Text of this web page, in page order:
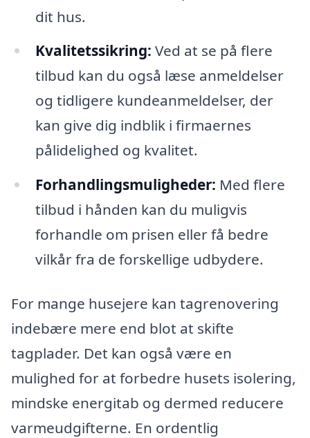
dit hus.
Kvalitetssikring: Ved at se på flere
tilbud kan du også læse anmeldelser
og tidligere kundeanmeldelser, der
kan give dig indblik i firmaernes
pålidelighed og kvalitet.
Forhandlingsmuligheder: Med flere
tilbud i hånden kan du muligvis
forhandle om prisen eller få bedre
vilkår fra de forskellige udbydere.
For mange husejere kan tagrenovering
indebære mere end blot at skifte
tagplader. Det kan også være en
mulighed for at forbedre husets isolering,
mindske energitab og dermed reducere
varmeudgifterne. En ordentlig